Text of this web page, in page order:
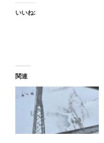
いいね:
関連